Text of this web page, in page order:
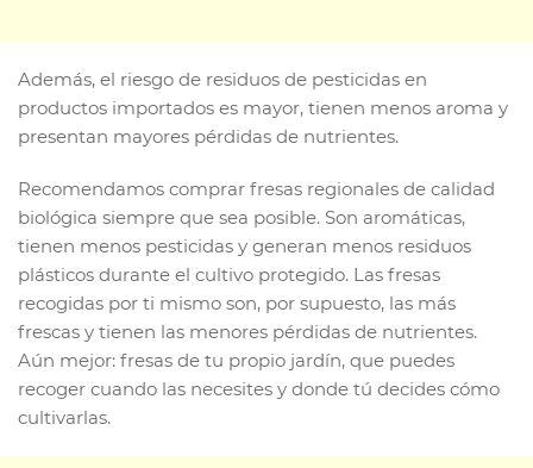
Además, el riesgo de residuos de pesticidas en
productos importados es mayor, tienen menos aroma y
presentan mayores pérdidas de nutrientes.
Recomendamos comprar fresas regionales de calidad
biológica siempre que sea posible. Son aromáticas,
tienen menos pesticidas y generan menos residuos
plásticos durante el cultivo protegido. Las fresas
recogidas por ti mismo son, por supuesto, las más
frescas y tienen las menores pérdidas de nutrientes.
Aún mejor: fresas de tu propio jardín, que puedes
recoger cuando las necesites y donde tú decides cómo
cultivarlas.